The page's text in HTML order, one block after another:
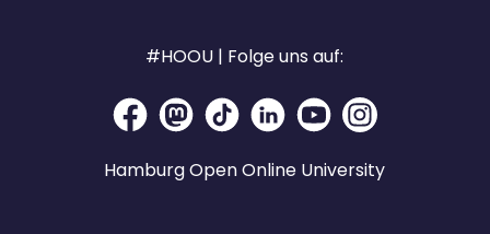
#HOOU | Folge uns auf:
Hamburg Open Online University